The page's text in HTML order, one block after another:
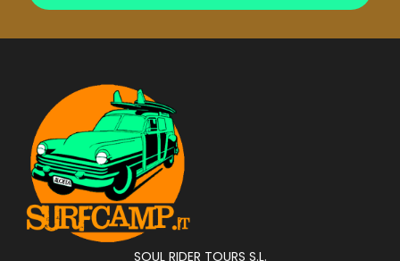
SOUL RIDER TOURS S.L.